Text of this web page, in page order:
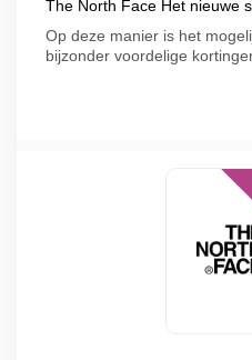
The North Face Het nieuwe
Op deze manier is het
bijzonder voordelige